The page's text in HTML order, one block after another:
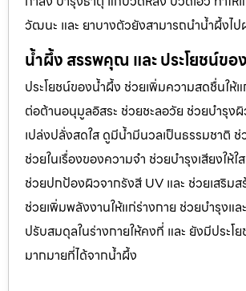
วัฒนะ และ ยาบางตัวยังสามารถนำน้ำผึ้งไ
น้ำผึ้ง สรรพคุณ และ ประโยชน์ขอ
ประโยชน์ของน้ำผึ้ง ช่วยเพิ่มความสดชื่นให้
ต่อต้านอนุมูลอิสระ ช่วยชะลอวัย ช่วยบำรุง
เปล่งปลั่งสดใส ดูมีน้ำมีนวลเป็นธรรมชาติ
ช่วยในเรื่องของความจำ ช่วยบำรุงเสียงให้
ช่วยปกป้องผิวจากรังสี UV และ ช่วยเสริมส
ช่วยเพิ่มพลังงานให้แก่ร่างกาย ช่วยบำรุงแ
ปรับสมดุลในร่างกายให้คงที่ และ ยังมีประโ
มากมายที่ได้จากน้ำผึ้ง